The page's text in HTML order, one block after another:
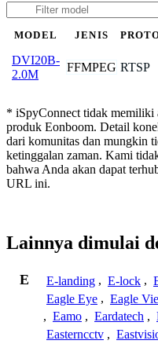
MODEL JENIS
DVI20B-
2.0M
FFMPEG RTSP
* iSpyConnect tidak memiliki
produk Eonboom. Detail
dari komunitas dan mungkin
ketinggalan zaman. Kami
bahwa Anda akan dapat
URL ini.
Lainnya dimulai
E E-landing , E-lock ,
Eagle Eye , Eagle
, Eamo , Eardatech ,
Easterncctv ,